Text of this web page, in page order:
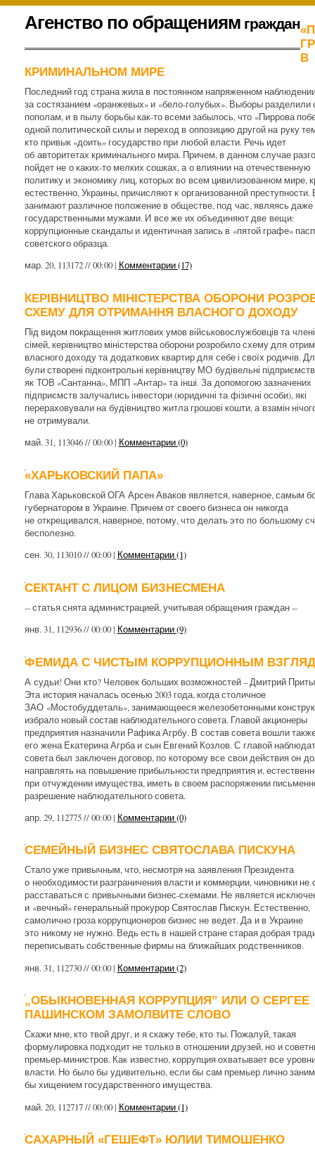
К
содержимому .
Агенство по обращениямграждан
В
КРИМИНАЛЬНОМ МИРЕ
Последний год страна жила в постоянном напряженном
за состязанием «оранжевых» и «бело-голубых». Выборы разделили
пополам, и в пылу борьбы как-то всеми забылось, что «Пиррова
одной политической силы и переход в оппозицию другой на руку
кто привык «доить» государство при любой власти. Речь идет
об авторитетах криминального мира. Причем, в данном случае
пойдет не о каких-то мелких сошках, а о влиянии на отечественную
политику и экономику лиц, которых во всем цивилизованном мире,
естественно, Украины, причисляют к организованной преступности.
занимают различное положение в обществе, под час, являясь даже
государственными мужами. И все же их объединяют две вещи:
коррупционные скандалы и идентичная запись в «пятой графе»
советского образца.
мар. 20, 113172 // 00:00 | Комментарии (17)
КЕРІВНИЦТВО МІНІСТЕРСТВА ОБОРОНИ
СХЕМУ ДЛЯ ОТРИМАННЯ ВЛАСНОГО ДОХОДУ
Під видом покращення житлових умов військовослужбовців та
сімей, керівництво міністерства оборони розробило схему для
власного доходу та додаткових квартир для себе і своїх родичів.
були створені підконтрольні керівництву МО будівельні
як ТОВ «Сантанна», МПП «Антар» та інші. За допомогою зазначених
підприємств залучались інвестори (юридичні та фізичні особи), які
перераховували на будівництво житла грошові кошти, а взамін
не отримували.
май. 31, 113046 // 00:00 | Комментарии (0)
«ХАРЬКОВСКИЙ ПАПА»
Глава Харьковской ОГА Арсен Аваков является, наверное, самым
губернатором в Украине. Причем от своего бизнеса он никогда
не открещивался, наверное, потому, что делать это по большому
бесполезно.
сен. 30, 113010 // 00:00 | Комментарии (1)
СЕКТАНТ С ЛИЦОМ БИЗНЕСМЕНА
-- статья снята администрацией, учитывая обращения граждан --
янв. 31, 112936 // 00:00 | Комментарии (9)
ФЕМИДА С ЧИСТЫМ КОРРУПЦИОННЫМ
А судьи! Они кто? Человек больших возможностей – Дмитрий
Эта история началась осенью 2003 года, когда столичное
ЗАО «Мостобуддеталь», занимающееся железобетонными
избрало новый состав наблюдательного совета. Главой акционеры
предприятия назначили Рафика Агрбу. В состав совета вошли
его жена Екатерина Агрба и сын Евгений Козлов. С главой
совета был заключен договор, по которому все свои действия он
направлять на повышение прибыльности предприятия и,
при отчуждении имущества, иметь в своем распоряжении
разрешение наблюдательного совета.
апр. 29, 112775 // 00:00 | Комментарии (0)
СЕМЕЙНЫЙ БИЗНЕС СВЯТОСЛАВА ПИСКУНА
Стало уже привычным, что, несмотря на заявления Президента
о необходимости разграничения власти и коммерции, чиновники не
расставаться с привычными бизнес-схемами. Не является
и «вечный» генеральный прокурор Святослав Пискун. Естественно,
самолично гроза коррупционеров бизнес не ведет. Да и в Украине
это никому не нужно. Ведь есть в нашей стране старая добрая
переписывать собственные фирмы на ближайших родственников.
янв. 31, 112730 // 00:00 | Комментарии (2)
„ОБЫКНОВЕННАЯ КОРРУПЦИЯ” ИЛИ О СЕРГЕЕ
ПАШИНСКОМ ЗАМОЛВИТЕ СЛОВО
Скажи мне, кто твой друг, и я скажу тебе, кто ты. Пожалуй, такая
формулировка подходит не только в отношении друзей, но и
премьер-министров. Как известно, коррупция охватывает все
власти. Но было бы удивительно, если бы сам премьер лично
бы хищением государственного имущества.
май. 20, 112717 // 00:00 | Комментарии (1)
САХАРНЫЙ «ГЕШЕФТ» ЮЛИИ ТИМОШЕНКО